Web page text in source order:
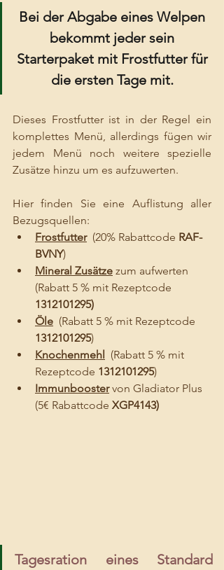
Bei der Abgabe eines Welpen
bekommt jeder sein
Starterpaket mit Frostfutter für
die ersten Tage mit.
Dieses Frostfutter ist in der Regel ein
komplettes Menü, allerdings fügen wir
jedem Menü noch weitere spezielle
Zusätze hinzu um es aufzuwerten.
Hier finden Sie eine Auflistung aller
Bezugsquellen:
Frostfutter (20% Rabattcode RAF-
BVNY)
Mineral Zusätze zum aufwerten
(Rabatt 5 % mit Rezeptcode
1312101295)
Öle
  (Rabatt 5 % mit Rezeptcode
1312101295)
Knochenmehl (Rabatt 5 % mit
Rezeptcode 1312101295)
Immunbooster von Gladiator Plus
(5€ Rabattcode XGP4143)
Tagesration eines Standard